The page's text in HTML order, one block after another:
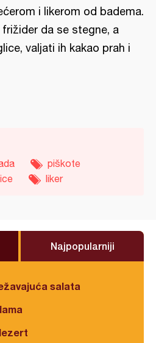
i likerom od badema.
da se stegne, a
valjati ih kakao prah i
piškote
liker
Najpopularniji
salata